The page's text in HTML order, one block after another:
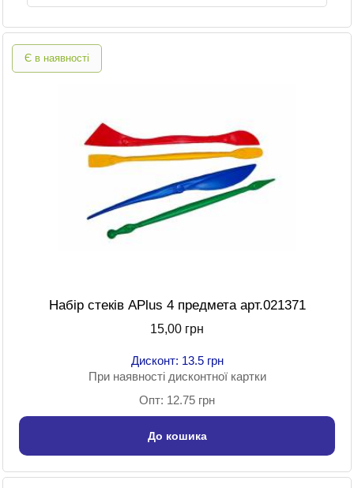
Є в наявності
Набір стеків APlus 4 предмета арт.021371
15,00 грн
Дисконт: 13.5 грн
При наявності дисконтної картки
Опт: 12.75 грн
До кошика